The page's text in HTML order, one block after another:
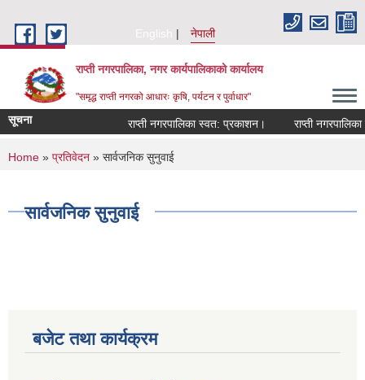
English
नेपाली
राप्ती नगरपालिका, नगर कार्यपालिकाको कार्यालय
"समृद्ध राप्ती नगरको आधारः कृषि, पर्यटन र पुर्वाधार"
सूचना राप्ती नगरपालिका स्वत: प्रकाशन। राप्ती नगरपालिका
You are here
Home » प्रतिवेदन » सार्वजनिक सुनुवाई
सार्वजनिक सुनुवाई
बजेट तथा कार्यक्रम